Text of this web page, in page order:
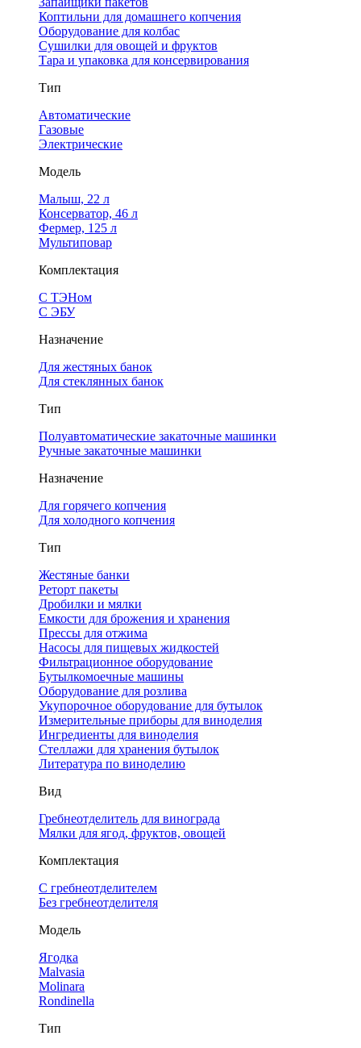
Коптильни для домашнего копчения
Оборудование для колбас
Сушилки для овощей и фруктов
Тара и упаковка для консервирования
Тип
Автоматические
Газовые
Электрические
Модель
Малыш, 22 л
Консерватор, 46 л
Фермер, 125 л
Мультиповар
Комплектация
С ТЭНом
С ЭБУ
Назначение
Для жестяных банок
Для стеклянных банок
Тип
Полуавтоматические закаточные машинки
Ручные закаточные машинки
Назначение
Для горячего копчения
Для холодного копчения
Тип
Жестяные банки
Реторт пакеты
Дробилки и мялки
Емкости для брожения и хранения
Прессы для отжима
Насосы для пищевых жидкостей
Фильтрационное оборудование
Бутылкомоечные машины
Оборудование для розлива
Укупорочное оборудование для бутылок
Измерительные приборы для виноделия
Ингредиенты для виноделия
Стеллажи для хранения бутылок
Литература по виноделию
Вид
Гребнеотделитель для винограда
Мялки для ягод, фруктов, овощей
Комплектация
С гребнеотделителем
Без гребнеотделителя
Модель
Ягодка
Malvasia
Molinara
Rondinella
Тип